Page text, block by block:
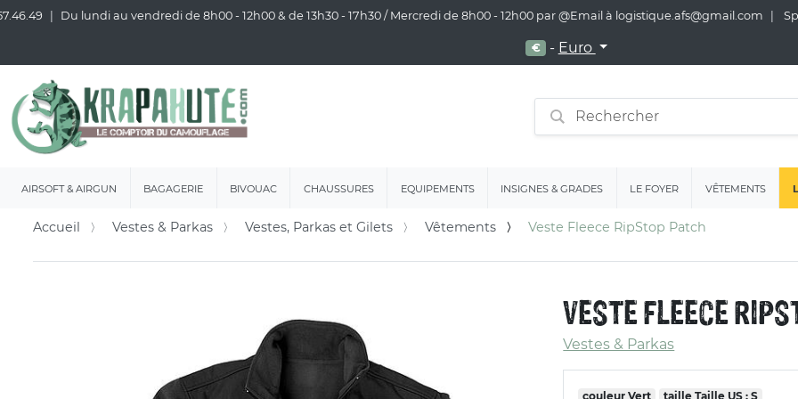
Du lundi au vendredi de 8h00 - 12h00 & de 13h30 - 17h30 / Mercredi de 8h00 - 12h00 par @Email à logistique.afs@gmail.com
€ - Euro
AIRSOFT & AIRGUN BAGAGERIE BIVOUAC CHAUSSURES EQUIPEMENTS INSIGNES & GRADES LE FOYER VÊTEMENTS
Accueil Vestes & Parkas Vestes, Parkas et Gilets Vêtements Veste Fleece RipStop Patch
VESTE FLEECE
Vestes & Parkas
couleurVert taille Taille US : S